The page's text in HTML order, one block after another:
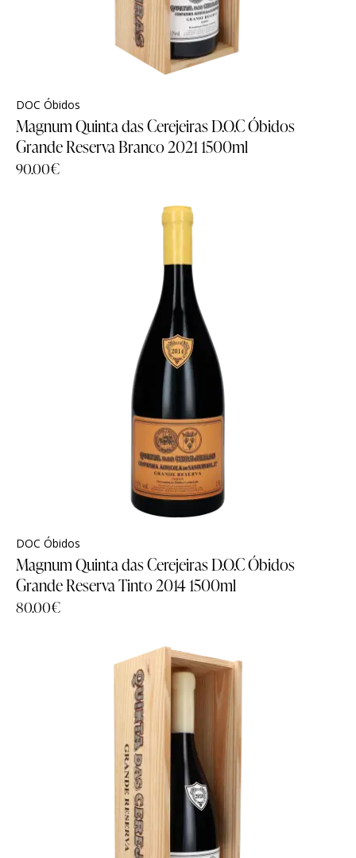
DOC Óbidos
Magnum Quinta das Cerejeiras D.O.C Óbidos
Grande Reserva Branco 2021 1500ml
90.00€
DOC Óbidos
Magnum Quinta das Cerejeiras D.O.C Óbidos
Grande Reserva Tinto 2014 1500ml
80.00€